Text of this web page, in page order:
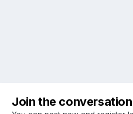
Join the conversation